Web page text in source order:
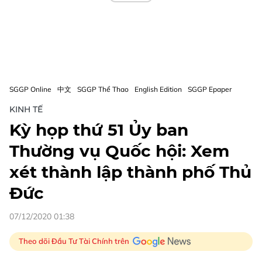
SGGP Online 中文 SGGP Thể Thao English Edition SGGP Epaper
KINH TẾ
Kỳ họp thứ 51 Ủy ban
Thường vụ Quốc hội: Xem
xét thành lập thành phố Thủ
Đức
07/12/2020 01:38
Theo dõi Đầu Tư Tài Chính trên